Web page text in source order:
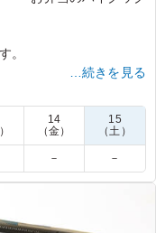
。
おいしかった。 副
には丁度良かった。
といいなと思いまし
感じました。
…続きを見る
14
（金）
15
（土）
－ －